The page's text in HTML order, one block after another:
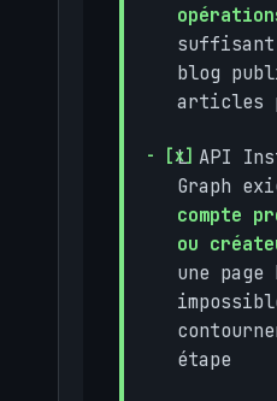
suffisant
blog
articles
L API
Graph
compte
ou
une page
étape